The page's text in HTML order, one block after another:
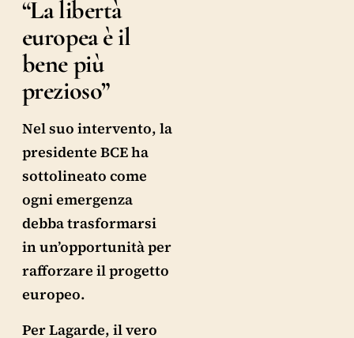
“La libertà
europea è il
bene più
prezioso”
Nel suo intervento, la
presidente BCE ha
sottolineato come
ogni emergenza
debba trasformarsi
in un’opportunità per
rafforzare il progetto
europeo.
Per Lagarde, il vero